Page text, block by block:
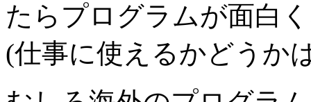
たらプログラムが面白
(仕事に使えるかどうか